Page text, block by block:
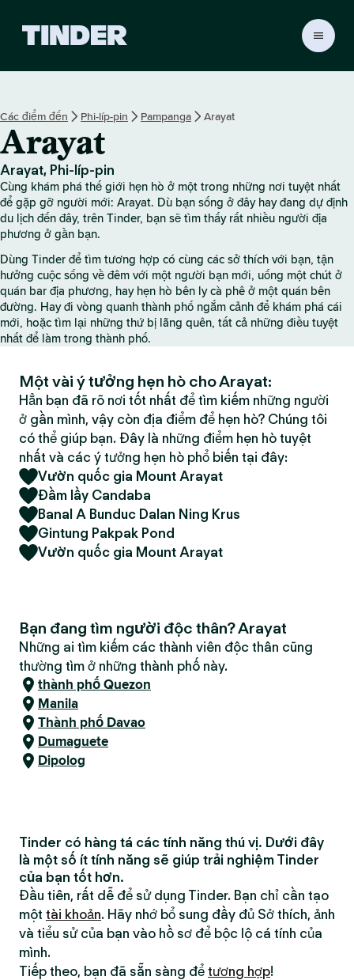
c
i
n
d
Các điểm đến Phi-líp-pin Pampanga Arayat
Arayat
Arayat, Phi-líp-pin
Cùng khám phá thế giới hẹn hò ở một trong những nơi tuyệt nhất
để gặp gỡ người mới: Arayat. Dù bạn sống ở đây hay đang dự định
du lịch đến đây, trên Tinder, bạn sẽ tìm thấy rất nhiều người địa
phương ở gần bạn.
Dùng Tinder để tìm tương hợp có cùng các sở thích với bạn, tận
hưởng cuộc sống về đêm với một người bạn mới, uống một chút ở
quán bar địa phương, hay hẹn hò bên ly cà phê ở một quán bên
đường. Hay đi vòng quanh thành phố ngắm cảnh để khám phá cái
mới, hoặc tìm lại những thứ bị lãng quên, tất cả những điều tuyệt
nhất để làm trong thành phố.
Một vài ý tưởng hẹn hò cho Arayat:
Hẳn bạn đã rõ nơi tốt nhất để tìm kiếm những người
ở gần mình, vậy còn địa điểm để hẹn hò? Chúng tôi
có thể giúp bạn. Đây là những điểm hẹn hò tuyệt
nhất và các ý tưởng hẹn hò phổ biến tại đây:
Vườn quốc gia Mount Arayat
Đầm lầy Candaba
Banal A Bunduc Dalan Ning Krus
Gintung Pakpak Pond
Vườn quốc gia Mount Arayat
Bạn đang tìm người độc thân? Arayat
Những ai tìm kiếm các thành viên độc thân cũng
thường tìm ở những thành phố này.
thành phố Quezon
Manila
Thành phố Davao
Dumaguete
Dipolog
Tinder có hàng tá các tính năng thú vị. Dưới đây
là một số ít tính năng sẽ giúp trải nghiệm Tinder
của bạn tốt hơn.
Đầu tiên, rất dễ để sử dụng Tinder. Bạn chỉ cần tạo
một tài khoản. Hãy nhớ bổ sung đầy đủ Sở thích, ảnh
và tiểu sử của bạn vào hồ sơ để bộc lộ cá tính của
mình.
Tiếp theo, bạn đã sẵn sàng để tương hợp!